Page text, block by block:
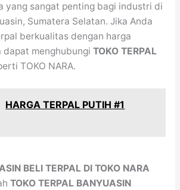
yang sangat penting bagi industri di
Sumatera Selatan. Jika Anda
berkualitas dengan harga
dapat menghubungi TOKO TERPAL
TOKO NARA.
HARGA TERPAL PUTIH #1
BELI TERPAL DI TOKO NARA
TOKO TERPAL BANYUASIN